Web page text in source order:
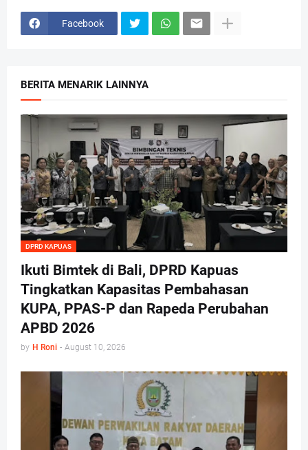
Facebook
BERITA MENARIK LAINNYA
DPRD KAPUAS
Ikuti Bimtek di Bali, DPRD Kapuas
Tingkatkan Kapasitas Pembahasan
KUPA, PPAS-P dan Rapeda Perubahan
APBD 2026
by H Roni - August 10, 2026